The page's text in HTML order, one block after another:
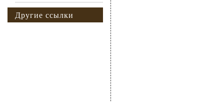
Другие ссылки